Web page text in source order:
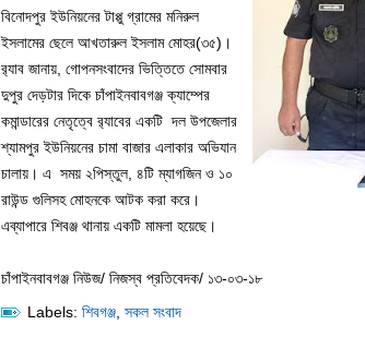
বিনোদপুর ইউনিয়নের টাপ্পু গ্রামের মনিরুল
ইসলামের ছেলে আখতারুল ইসলাম মোহর(৩৫)।
র‌্যাব জানায়, গোপনসংবাদের ভিত্তিতে সোমবার
দুপুর দেড়টার দিকে চাঁপাইনবাবগঞ্জ ক্যাম্পের
কমান্ডারের নেতৃত্বে র‌্যাবের একটি দল উপজেলার
শ্যামপুর ইউনিয়নের চামা বাজার এলাকার অভিযান
চালায়। এ সময় ২পিস্তুল, ৪টি ম্যাগজিন ও ১০
রাউন্ড গুলিসহ মোহনকে আটক করা করে।
এব্যাপারে শিবঞ্জ থানায় একটি মামলা হয়েছে।
চাঁপাইনবাবগঞ্জ নিউজ/ নিজস্ব প্রতিবেদক/ ১৩-০৩-১৮
Labels: শিবগঞ্জ সকল সংবাদ